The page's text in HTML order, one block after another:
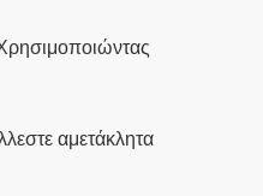
αμετάκλητα